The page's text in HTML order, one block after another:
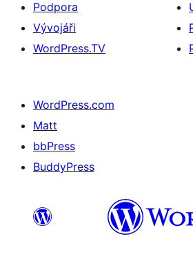
Podpora
Vývojáři
WordPress.TV
WordPress.com
Matt
bbPress
BuddyPress